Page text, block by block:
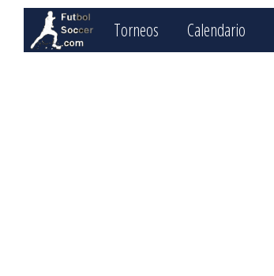
Torneos Calendario